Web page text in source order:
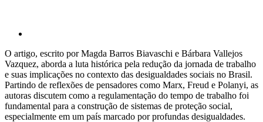
O artigo, escrito por Magda Barros Biavaschi e Bárbara Vallejos
Vazquez, aborda a luta histórica pela redução da jornada de trabalho
e suas implicações no contexto das desigualdades sociais no Brasil.
Partindo de reflexões de pensadores como Marx, Freud e Polanyi, as
autoras discutem como a regulamentação do tempo de trabalho foi
fundamental para a construção de sistemas de proteção social,
especialmente em um país marcado por profundas desigualdades.